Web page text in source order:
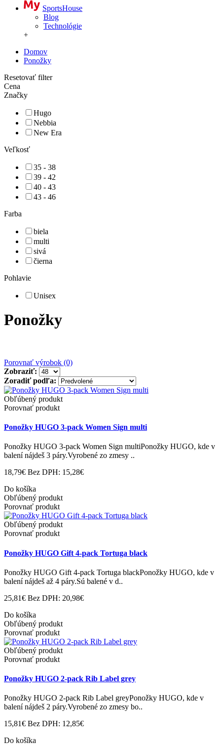
SportsHouse
Blog
Technológie
+
Domov
Ponožky
Resetovať filter
Cena
Značky
Hugo
Nebbia
New Era
Veľkosť
35 - 38
39 - 42
40 - 43
43 - 46
Farba
biela
multi
sivá
čierna
Pohlavie
Unisex
Ponožky
Porovnať výrobok (0)
Zobraziť:
Zoradiť podľa:
Obľúbený produkt
Porovnať produkt
Ponožky HUGO 3-pack Women Sign multi
Ponožky HUGO 3-pack Women Sign multiPonožky HUGO, kde v
balení nájdeš 3 páry.Vyrobené zo zmesy ..
18,79€ Bez DPH: 15,28€
Do košíka
Obľúbený produkt
Porovnať produkt
Obľúbený produkt
Porovnať produkt
Ponožky HUGO Gift 4-pack Tortuga black
Ponožky HUGO Gift 4-pack Tortuga blackPonožky HUGO, kde v
balení nájdeš až 4 páry.Sú balené v d..
25,81€ Bez DPH: 20,98€
Do košíka
Obľúbený produkt
Porovnať produkt
Obľúbený produkt
Porovnať produkt
Ponožky HUGO 2-pack Rib Label grey
Ponožky HUGO 2-pack Rib Label greyPonožky HUGO, kde v
balení nájdeš 2 páry.Vyrobené zo zmesy bo..
15,81€ Bez DPH: 12,85€
Do košíka